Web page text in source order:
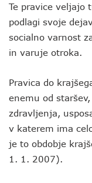
Te pravice veljajo
podlagi svoje
socialno varnost
in varuje otroka.
Pravica do
enemu od
zdravljenja,
v katerem ima
je to obdobje
1. 1. 2007).